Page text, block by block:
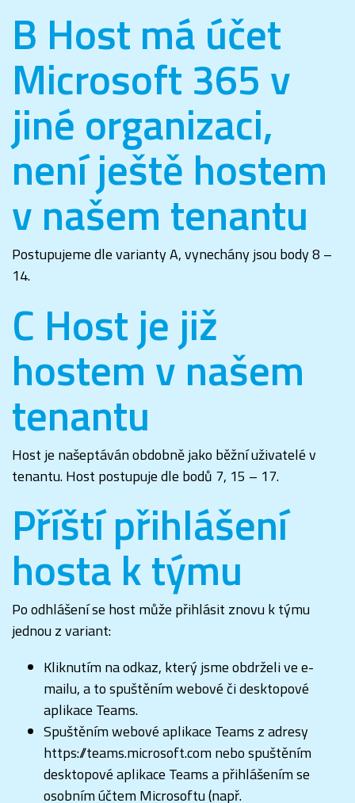
B Host má účet
Microsoft 365 v
jiné organizaci,
není ještě hostem
v našem tenantu
Postupujeme dle varianty A, vynechány jsou body 8 –
14.
C Host je již
hostem v našem
tenantu
Host je našeptáván obdobně jako běžní uživatelé v
tenantu. Host postupuje dle bodů 7, 15 – 17.
Příští přihlášení
hosta k týmu
Po odhlášení se host může přihlásit znovu k týmu
jednou z variant:
Kliknutím na odkaz, který jsme obdrželi ve e-
mailu, a to spuštěním webové či desktopové
aplikace Teams.
Spuštěním webové aplikace Teams z adresy
https://teams.microsoft.com nebo spuštěním
desktopové aplikace Teams a přihlášením se
osobním účtem Microsoftu (např.